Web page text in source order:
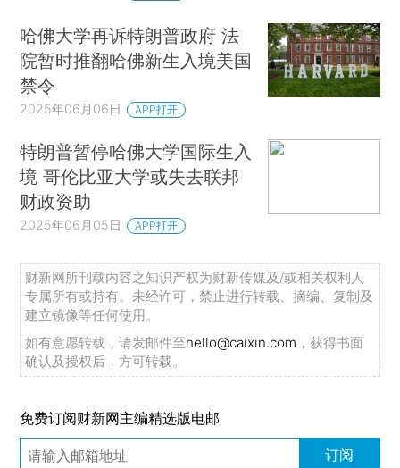
哈佛大学再诉特朗普政府 法
院暂时推翻哈佛新生入境美国
禁令
2025年06月06日 APP打开
特朗普暂停哈佛大学国际生入
境 哥伦比亚大学或失去联邦
财政资助
2025年06月05日 APP打开
财新网所刊载内容之知识产权为财新传媒及/或相关权利人
专属所有或持有。未经许可，禁止进行转载、摘编、复制及
建立镜像等任何使用。
如有意愿转载，请发邮件至hello@caixin.com ，获得书面
确认及授权后，方可转载。
免费订阅财新网主编精选版电邮
订阅